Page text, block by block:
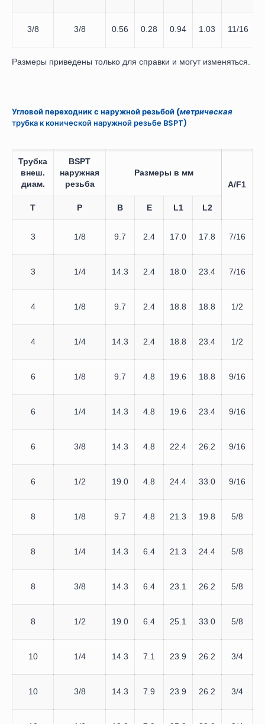
3/8 3/8 0.56 0.28 0.94 1.03 11/16
Размеры приведены только для справки и могут изменяться.
Угловой переходник с наружной резьбой (метрическая
трубка к конической наружной резьбе BSPT)
Трубка
внеш.
диам.
BSPT
наружная
резьба
Размеры в мм
A/F1
T P B E L1 L2
3 1/8 9.7 2.4 17.0 17.8 7/16
3 1/4 14.3 2.4 18.0 23.4 7/16
4 1/8 9.7 2.4 18.8 18.8 1/2
4 1/4 14.3 2.4 18.8 23.4 1/2
6 1/8 9.7 4.8 19.6 18.8 9/16
6 1/4 14.3 4.8 19.6 23.4 9/16
6 3/8 14.3 4.8 22.4 26.2 9/16
6 1/2 19.0 4.8 24.4 33.0 9/16
8 1/8 9.7 4.8 21.3 19.8 5/8
8 1/4 14.3 6.4 21.3 24.4 5/8
8 3/8 14.3 6.4 23.1 26.2 5/8
8 1/2 19.0 6.4 25.1 33.0 5/8
10 1/4 14.3 7.1 23.9 26.2 3/4
10 3/8 14.3 7.9 23.9 26.2 3/4